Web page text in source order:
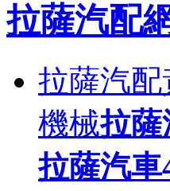
拉薩汽配
拉薩汽配
機械拉薩
拉薩汽車